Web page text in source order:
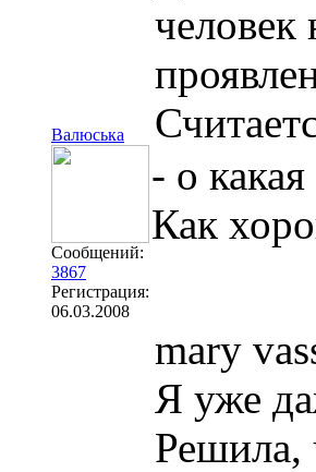
Валюська
Сообщений:
3867
Регистрация:
06.03.2008
- о
Как
mary
Я уже
Решила,